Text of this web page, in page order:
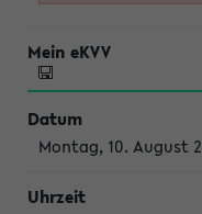
Montag, 10. August